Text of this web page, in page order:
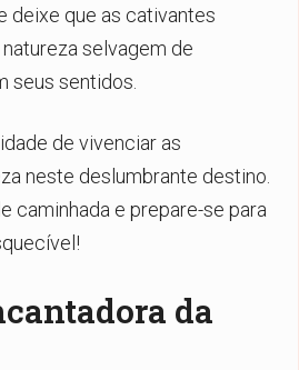
deixe que as cativantes
selvagem de
seus sentidos.
de vivenciar as
neste deslumbrante destino.
caminhada e prepare-se para
da